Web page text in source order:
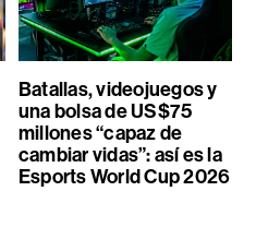
Batallas, videojuegos y
una bolsa de US$75
millones “capaz de
cambiar vidas”: así es la
Esports World Cup 2026